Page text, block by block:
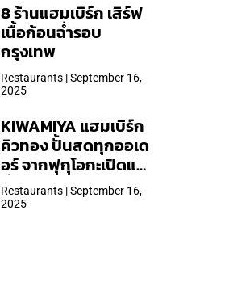
8 ร้านแฮมเบิร์ก เสิร์ฟ
เนื้อก้อนฉ่ำรอบ
กรุงเทพ
Restaurants | September 16,
2025
KIWAMIYA แฮมเบิร์ก
คิวทอง ปั้นสดทุกออเด
อร์ จากฟุกุโอกะเปิดแล้ว
ที่ Central Park
Restaurants | September 16,
2025